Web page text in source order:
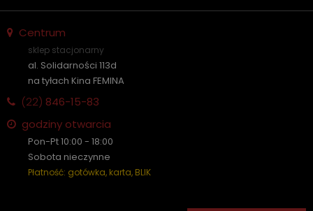
Centrum
sklep stacjonarny
al. Solidarności 113d
na tyłach Kina FEMINA
(22) 846-15-83
godziny otwarcia
Pon-Pt 10:00 - 18:00
Sobota nieczynne
Płatność: gotówka, karta, BLIK